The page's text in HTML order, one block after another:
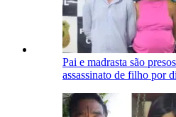
Pai e madrasta são
assassinato de filho por